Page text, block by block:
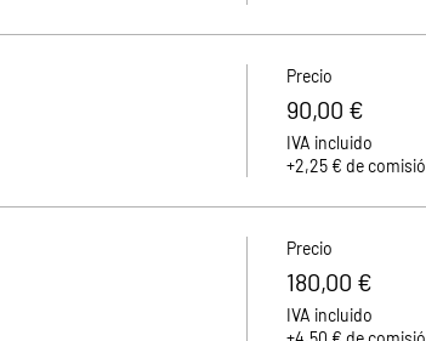
Precio
90,00 €
IVA incluido
+2,25 € de
Precio
180,00 €
IVA incluido